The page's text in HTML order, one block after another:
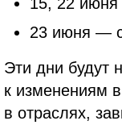
23 июня —
Эти дни будут
к изменениям
в отраслях,